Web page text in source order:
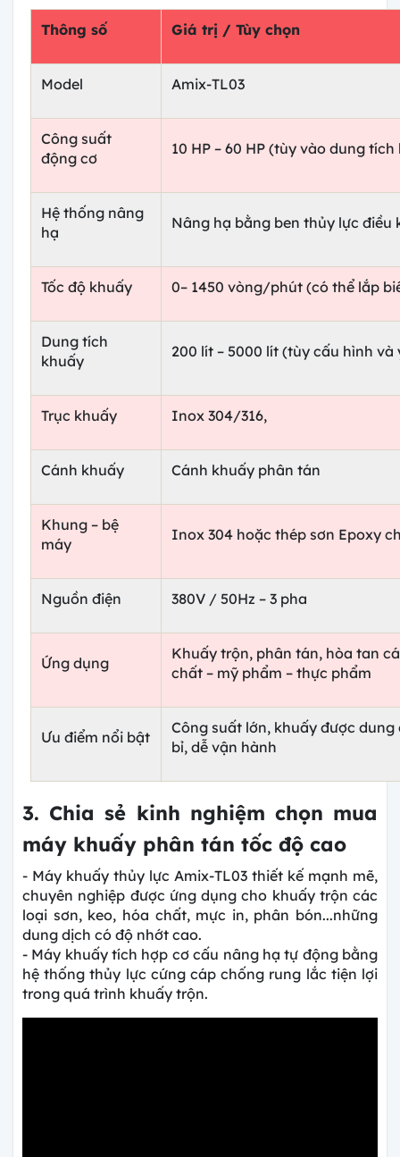
Thông số Giá trị / Tùy chọn
Model Amix-TL03
Công suất
động cơ
10 HP – 60 HP (tùy vào dung
Hệ thống nâng
hạ
Nâng hạ bằng ben thủy lực điều
Tốc độ khuấy 0– 1450 vòng/phút (có thể lắp
Dung tích
khuấy
200 lít – 5000 lít (tùy cấu hình
Trục khuấy Inox 304/316,
Cánh khuấy Cánh khuấy phân tán
Khung – bệ
máy
Inox 304 hoặc thép sơn Epoxy
Nguồn điện 380V / 50Hz – 3 pha
Ứng dụng
Khuấy trộn, phân tán, hòa tan
chất – mỹ phẩm – thực phẩm
Ưu điểm nổi bật
Công suất lớn, khuấy được
bỉ, dễ vận hành
3. Chia sẻ kinh nghiệm chọn mua
máy khuấy phân tán tốc độ cao
- Máy khuấy thủy lực Amix-TL03 thiết kế mạnh mẽ,
chuyên nghiệp được ứng dụng cho khuấy trộn các
loại sơn, keo, hóa chất, mực in, phân bón...những
dung dịch có độ nhớt cao.
- Máy khuấy tích hợp cơ cấu nâng hạ tự động bằng
hệ thống thủy lực cứng cáp chống rung lắc tiện lợi
trong quá trình khuấy trộn.